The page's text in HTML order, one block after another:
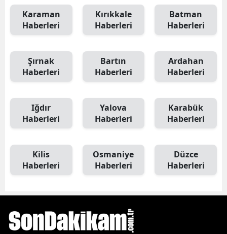
Karaman
Haberleri
Kırıkkale
Haberleri
Batman
Haberleri
Şırnak
Haberleri
Bartın
Haberleri
Ardahan
Haberleri
Iğdır
Haberleri
Yalova
Haberleri
Karabük
Haberleri
Kilis
Haberleri
Osmaniye
Haberleri
Düzce
Haberleri